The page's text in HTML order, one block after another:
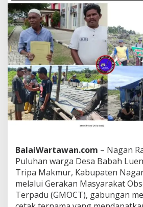
#
N
o
V
r
a
l
N
o
J
u
s
e
G
O
C
BalaiWartawan.com – Nagan
Puluhan warga Desa Babah
Tripa Makmur, Kabupaten
melalui Gerakan Masyarakat
Terpadu (GMOCT), gabungan